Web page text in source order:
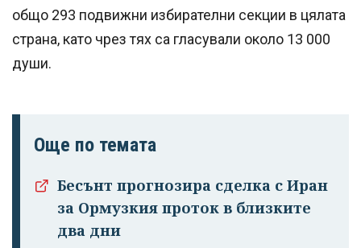
общо 293 подвижни избирателни секции в цялата
страна, като чрез тях са гласували около 13 000
души.
Още по темата
Бесънт прогнозира сделка с Иран
за Ормузкия проток в близките
два дни